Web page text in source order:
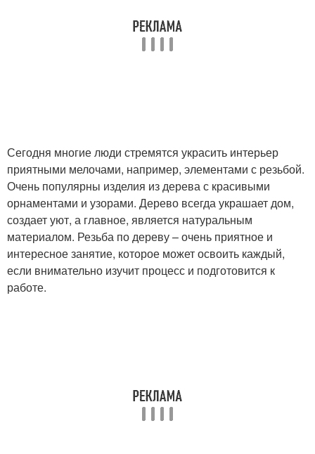
Сегодня многие люди стремятся украсить интерьер
приятными мелочами, например, элементами с резьбой.
Очень популярны изделия из дерева с красивыми
орнаментами и узорами. Дерево всегда украшает дом,
создает уют, а главное, является натуральным
материалом. Резьба по дереву – очень приятное и
интересное занятие, которое может освоить каждый,
если внимательно изучит процесс и подготовится к
работе.